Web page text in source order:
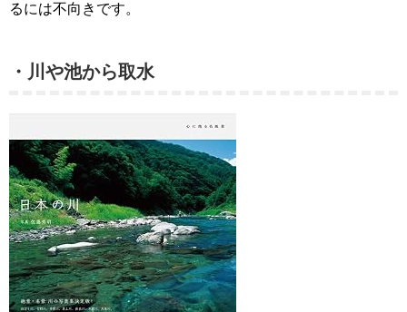
るには不向きです。
・川や池から取水